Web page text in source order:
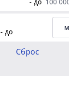
- до
Сброс